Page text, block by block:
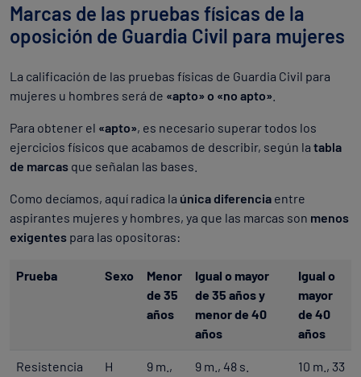
Marcas de las pruebas físicas de la
oposición de Guardia Civil para mujeres
La calificación de las pruebas físicas de Guardia Civil para
mujeres u hombres será de «apto» o «no apto»
Para obtener el «apto», es necesario superar todos los
ejercicios físicos que acabamos de describir, según la tabla
de marcas que señalan las bases.
Como decíamos, aquí radica la única diferencia entre
aspirantes mujeres y hombres, ya que las marcas son menos
exigentes para las opositoras:
Prueba Sexo
Menor
de 35
años
Igual o mayor
de 35 años y
menor de 40
años
Igual o
mayor
de 40
años
Resistencia H 9 m., 9 m., 48 s. 10 m., 33